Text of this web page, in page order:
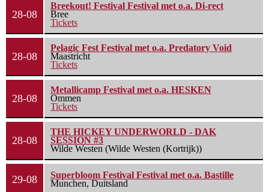
28-08
Breekout! Festival Festival met o.a. Di-rect
Bree
Tickets
28-08
Pelagic Fest Festival met o.a. Predatory Void
Maastricht
Tickets
28-08
Metallicamp Festival met o.a. HESKEN
Ommen
Tickets
28-08
THE HICKEY UNDERWORLD - DAK
SESSION #3
Wilde Westen (Wilde Westen (Kortrijk))
29-08
Superbloom Festival Festival met o.a. Bastille
Munchen, Duitsland